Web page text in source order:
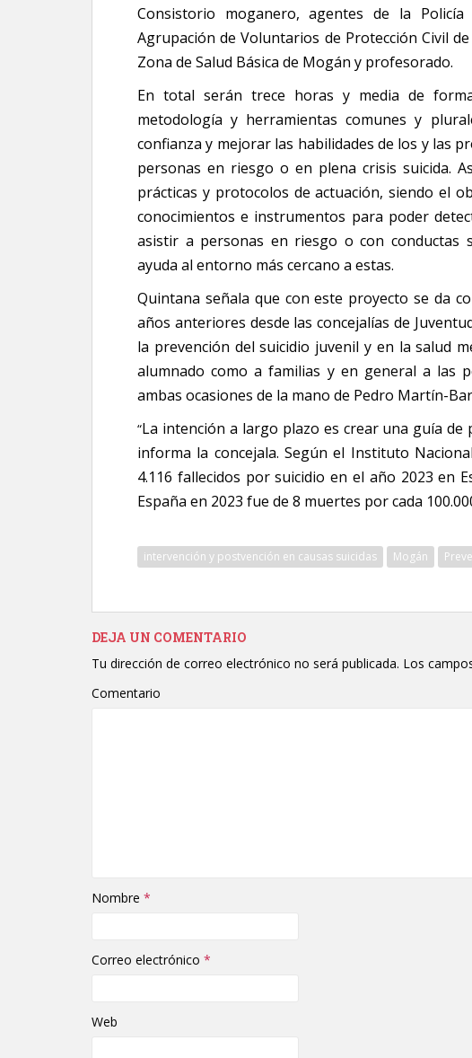
Consistorio moganero, agentes de la
Agrupación de Voluntarios de Protección Civil
Zona de Salud Básica de Mogán y profesorado.
En total serán trece horas y media de
metodología y herramientas comunes y
confianza y mejorar las habilidades de los y las
personas en riesgo o en plena crisis suicida.
prácticas y protocolos de actuación, siendo el
conocimientos e instrumentos para poder
asistir a personas en riesgo o con conductas
ayuda al entorno más cercano a estas.
Quintana señala que con este proyecto se da
años anteriores desde las concejalías de
la prevención del suicidio juvenil y en la salud
alumnado como a familias y en general a las
ambas ocasiones de la mano de Pedro Martín-
“La intención a largo plazo es crear una guía de
informa la concejala. Según el Instituto
4.116 fallecidos por suicidio en el año 2023 en
España en 2023 fue de 8 muertes por cada
intervención y postvención en causas suicidas Mogán
DEJA UN COMENTARIO
Tu dirección de correo electrónico no será publicada. Los
Comentario
Nombre *
Correo electrónico *
Web